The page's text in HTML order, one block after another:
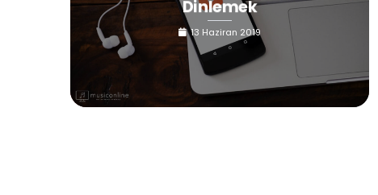
Dinlemek
13 Haziran 2019